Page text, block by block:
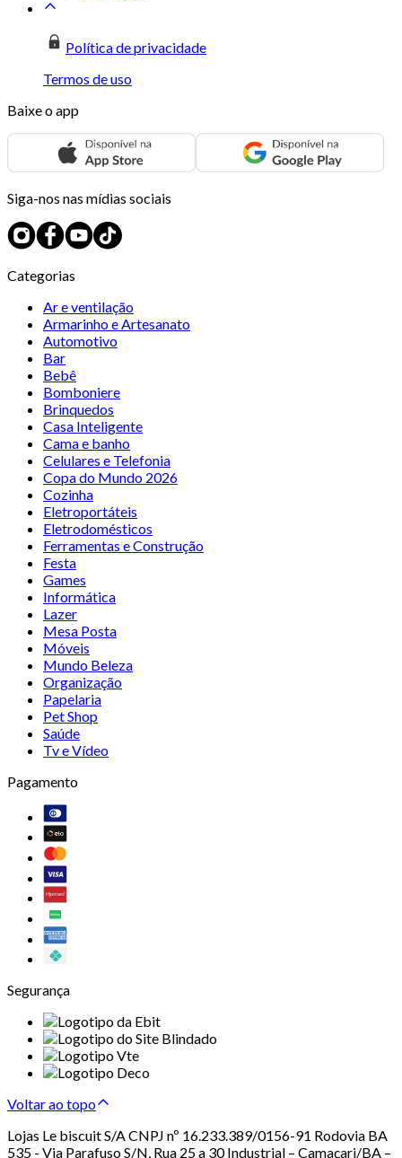
Política de privacidade
Termos de uso
Baixe o app
Siga-nos nas mídias sociais
Categorias
Ar e ventilação
Armarinho e Artesanato
Automotivo
Bar
Bebê
Bomboniere
Brinquedos
Casa Inteligente
Cama e banho
Celulares e Telefonia
Copa do Mundo 2026
Cozinha
Eletroportáteis
Eletrodomésticos
Ferramentas e Construção
Festa
Games
Informática
Lazer
Mesa Posta
Móveis
Mundo Beleza
Organização
Papelaria
Pet Shop
Saúde
Tv e Vídeo
Pagamento
Segurança
Voltar ao topo
Lojas Le biscuit S/A CNPJ nº 16.233.389/0156-91 Rodovia BA
535 - Via Parafuso S/N, Rua 25 a 30 Industrial – Camaçari/BA –